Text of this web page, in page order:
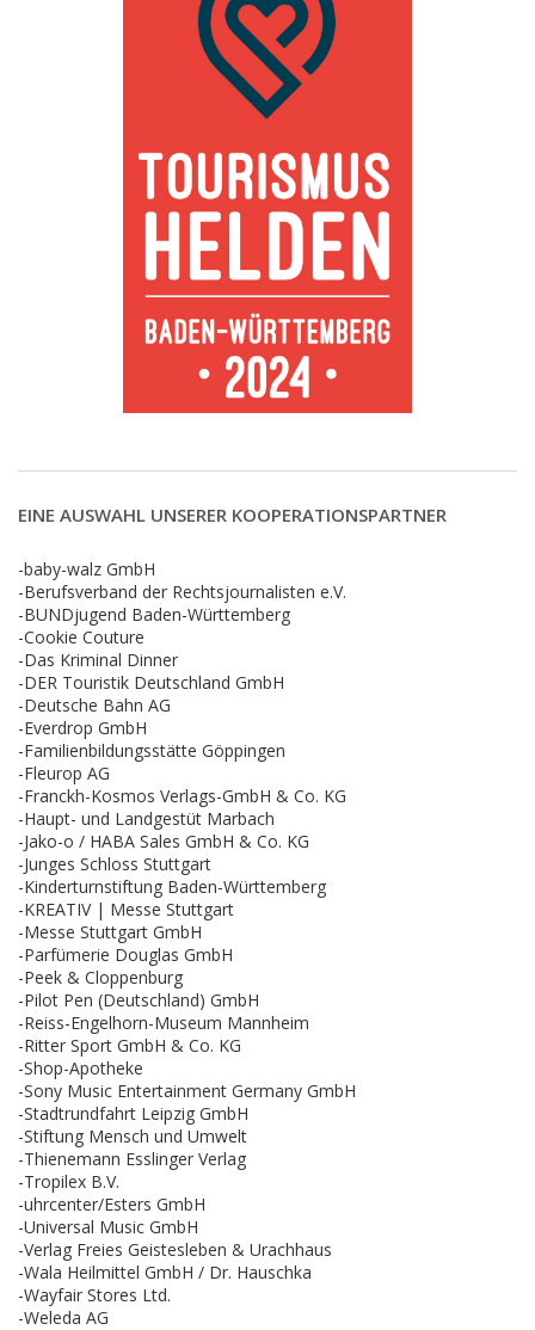
EINE AUSWAHL UNSERER KOOPERATIONSPARTNER
-baby-walz GmbH
-Berufsverband der Rechtsjournalisten e.V.
-BUNDjugend Baden-Württemberg
-Cookie Couture
-Das Kriminal Dinner
-DER Touristik Deutschland GmbH
-Deutsche Bahn AG
-Everdrop GmbH
-Familienbildungsstätte Göppingen
-Fleurop AG
-Franckh-Kosmos Verlags-GmbH & Co. KG
-Haupt- und Landgestüt Marbach
-Jako-o / HABA Sales GmbH & Co. KG
-Junges Schloss Stuttgart
-Kinderturnstiftung Baden-Württemberg
-KREATIV | Messe Stuttgart
-Messe Stuttgart GmbH
-Parfümerie Douglas GmbH
-Peek & Cloppenburg
-Pilot Pen (Deutschland) GmbH
-Reiss-Engelhorn-Museum Mannheim
-Ritter Sport GmbH & Co. KG
-Shop-Apotheke
-Sony Music Entertainment Germany GmbH
-Stadtrundfahrt Leipzig GmbH
-Stiftung Mensch und Umwelt
-Thienemann Esslinger Verlag
-Tropilex B.V.
-uhrcenter/Esters GmbH
-Universal Music GmbH
-Verlag Freies Geistesleben & Urachhaus
-Wala Heilmittel GmbH / Dr. Hauschka
-Wayfair Stores Ltd.
-Weleda AG